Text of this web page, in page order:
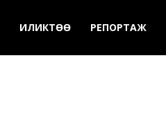
ИЛИКТӨӨ РЕПОРТАЖ